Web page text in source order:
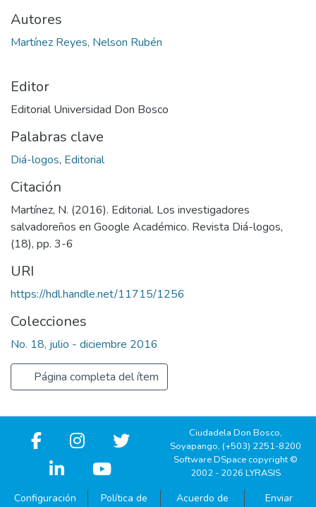
Autores
Martínez Reyes, Nelson Rubén
Editor
Editorial Universidad Don Bosco
Palabras clave
Diá-logos, Editorial
Citación
Martínez, N. (2016). Editorial. Los investigadores
salvadoreños en Google Académico. Revista Diá-logos,
(18), pp. 3-6
URI
https://hdl.handle.net/11715/1256
Colecciones
No. 18, julio - diciembre 2016
Página completa del ítem
Ciudadela Don Bosco,
Soyapango, (+503) 2251-8200
Software DSpace copyright ©
2002 - 2026 LYRASIS
Configuración
Política de
Acuerdo de
Enviar